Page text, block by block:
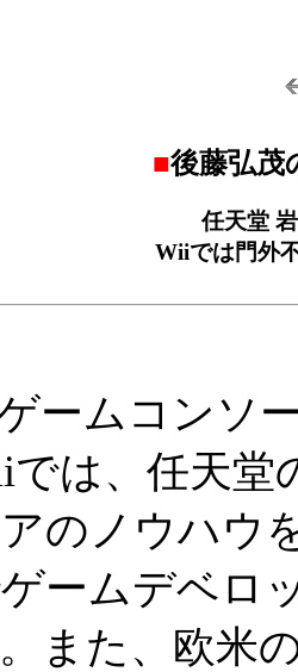
■後藤弘茂
任天堂
Wiiでは門外
ームコンソ
では、任天堂
のノウハウ
ームデベロ
また、欧米